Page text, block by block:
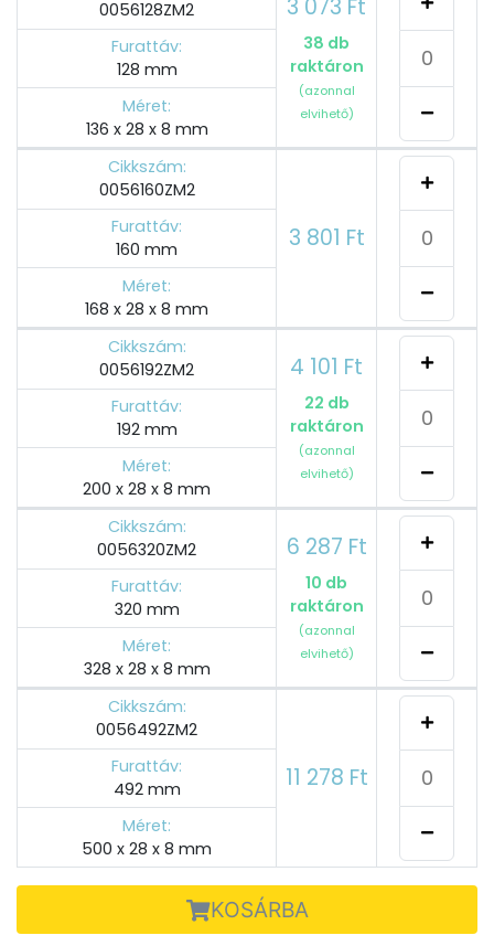
0056128ZM2
3 073 Ft
38 db
raktáron
(azonnal
elvihető)
Furattáv:
128 mm
Méret:
136 x 28 x 8 mm
Cikkszám:
0056160ZM2
3 801 Ft
Furattáv:
160 mm
Méret:
168 x 28 x 8 mm
Cikkszám:
0056192ZM2
4 101 Ft
22 db
raktáron
(azonnal
elvihető)
Furattáv:
192 mm
Méret:
200 x 28 x 8 mm
Cikkszám:
0056320ZM2
6 287 Ft
10 db
raktáron
(azonnal
elvihető)
Furattáv:
320 mm
Méret:
328 x 28 x 8 mm
Cikkszám:
0056492ZM2
11 278 Ft
Furattáv:
492 mm
Méret:
500 x 28 x 8 mm
KOSÁRBA